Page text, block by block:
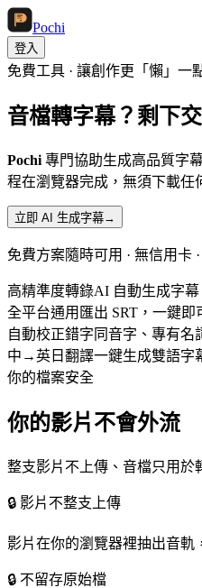
Pochi
登入
免費工具 · 讓創作更「懶」一
音檔轉字幕？ 剩下
Pochi 專門協助生成高品質字
程在瀏覽器完成，無須下載任
立即 AI 生成字幕→
免費方案隨時可用 · 無信用卡
高精準度轉錄AI 自動生成字
全平台通用 匯出 SRT，一鍵即
自動校正錯字 同音字、專有名
中→英日翻譯一鍵生成雙語字
你的檔案安全
你的影片不會外流
整支影片不上傳、音檔只用於
🔒 影片不整支上傳
影片在你的瀏覽器裡抽出音軌
🔒 不留存原始檔